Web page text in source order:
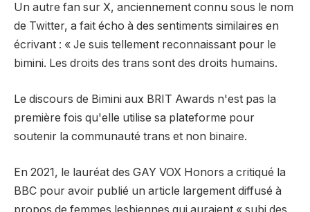
Un autre fan sur X, anciennement connu sous le nom
de Twitter, a fait écho à des sentiments similaires en
écrivant : « Je suis tellement reconnaissant pour le
bimini. Les droits des trans sont des droits humains.
Le discours de Bimini aux BRIT Awards n'est pas la
première fois qu'elle utilise sa plateforme pour
soutenir la communauté trans et non binaire.
En 2021, le lauréat des GAY VOX Honors a critiqué la
BBC pour avoir publié un article largement diffusé à
propos de femmes lesbiennes qui auraient « subi des